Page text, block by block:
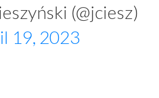
(@jciesz)
19, 2023